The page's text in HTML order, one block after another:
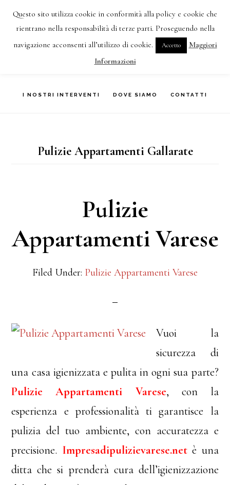
Skip
main
IMPRESA DI PULIZIE VARESE TEL:
3477387355
CHI SIAMO COSA FACCIAMO
I NOSTRI INTERVENTI DOVE SIAMO CONTATTI
Pulizie Appartamenti Gallarate
Pulizie
Appartamenti Varese
Filed Under: Pulizie Appartamenti Varese
Vuoi la
sicurezza di
una casa igienizzata e pulita in ogni sua parte?
Pulizie Appartamenti Varese, con la
esperienza e professionalità ti garantisce la
pulizia del tuo ambiente, con accuratezza e
precisione. Impresadipulizievarese.netè una
ditta che si prenderà cura dell’igienizzazione
Questo sito utilizza cookie in conformità alla policy e cookie che
rientrano nella responsabilità di terze parti. Proseguendo nella
navigazione acconsenti all’utilizzo di cookie.
Accetto
Maggiori
Informazioni